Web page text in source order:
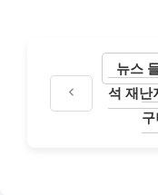
뉴스
석 재난